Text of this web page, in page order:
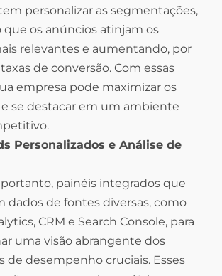
personalizar as segmentações,
os anúncios atinjam os
relevantes e aumentando, por
de conversão. Com essas
empresa pode maximizar os
se destacar em um ambiente
Personalizados e Análise de
painéis integrados que
dados de fontes diversas, como
CRM e Search Console, para
uma visão abrangente dos
de desempenho cruciais. Esses